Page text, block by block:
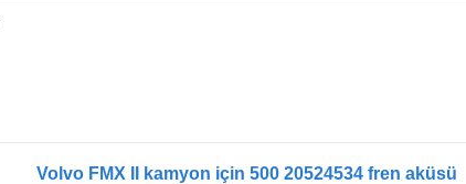
Volvo FMX II kamyon için 500 20524534 fren aküsü